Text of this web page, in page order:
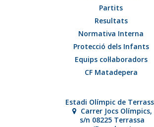
Partits
Resultats
Normativa Interna
Protecció dels Infants
Equips col·laboradors
CF Matadepera
Estadi Olímpic de
Carrer Jocs Olímpics,
s/n 08225 Terrassa